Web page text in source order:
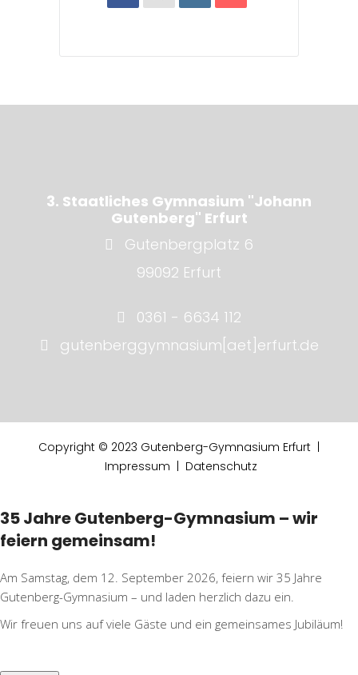
3. Staatliches Gymnasium "Johann
Gutenberg" Erfurt
Gutenbergplatz 6
99092 Erfurt
0361 - 6634 112
gutenberggymnasium[aet]erfurt.de
Copyright © 2023 Gutenberg-Gymnasium Erfurt |
Impressum | Datenschutz
35 Jahre Gutenberg-Gymnasium – wir
feiern gemeinsam!
Am Samstag, dem 12. September 2026, feiern wir 35 Jahre
Gutenberg-Gymnasium – und laden herzlich dazu ein.
Wir freuen uns auf viele Gäste und ein gemeinsames Jubiläum!